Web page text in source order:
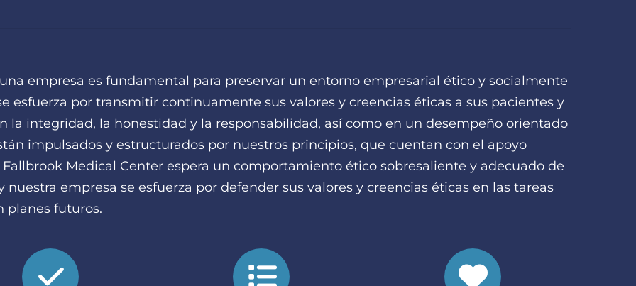
empresa es fundamental para preservar un entorno empresarial ético y socialmente
esfuerza por transmitir continuamente sus valores y creencias éticas a sus pacientes y
la integridad, la honestidad y la responsabilidad, así como en un desempeño orientado
impulsados ​​y estructurados por nuestros principios, que cuentan con el apoyo
Medical Center espera un comportamiento ético sobresaliente y adecuado de
empresa se esfuerza por defender sus valores y creencias éticas en las tareas
planes futuros.